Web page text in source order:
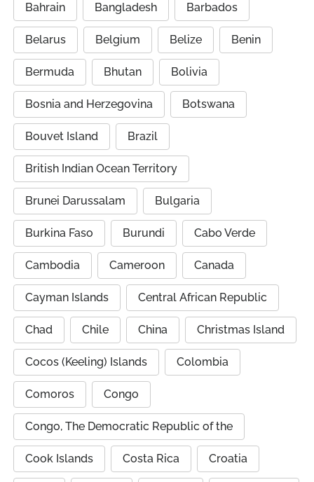
Bahrain Bangladesh Barbados
Belarus Belgium Belize Benin
Bermuda Bhutan Bolivia
Bosnia and Herzegovina Botswana
Bouvet Island Brazil
British Indian Ocean Territory
Brunei Darussalam Bulgaria
Burkina Faso Burundi Cabo Verde
Cambodia Cameroon Canada
Cayman Islands Central African Republic
Chad Chile China Christmas Island
Cocos (Keeling) Islands Colombia
Comoros Congo
Congo, The Democratic Republic of the
Cook Islands Costa Rica Croatia